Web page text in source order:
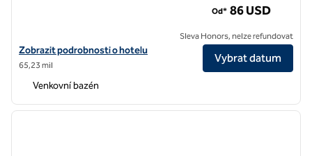
Zobrazit podrobnosti o hotelu Hilton Garden Inn Visalia
Zobrazit podrobnosti o hotelu
65,23 mil
Od* 86 USD
Sleva Honors, nelze refundovat
Vybrat datum
Venkovní bazén
1 z 12
další